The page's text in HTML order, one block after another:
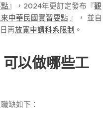
』，2024年更訂定發布『觀
中華民國實習要點 』， 並自
再放寬申請科系限制 。
以做哪些工
缺如下：